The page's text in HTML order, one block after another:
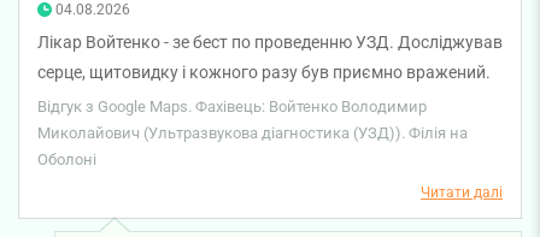
04.08.2026
Лікар Войтенко - зе бест по проведенню УЗД. Досліджував
серце, щитовидку і кожного разу був приємно вражений.
Уважний, дуже професійний пілхід. Щиро рекомендую!
Відгук з Google Maps. Фахівець: Войтенко Володимир
Миколайович (Ультразвукова діагностика (УЗД)). Філія на
Оболоні
Читати далі